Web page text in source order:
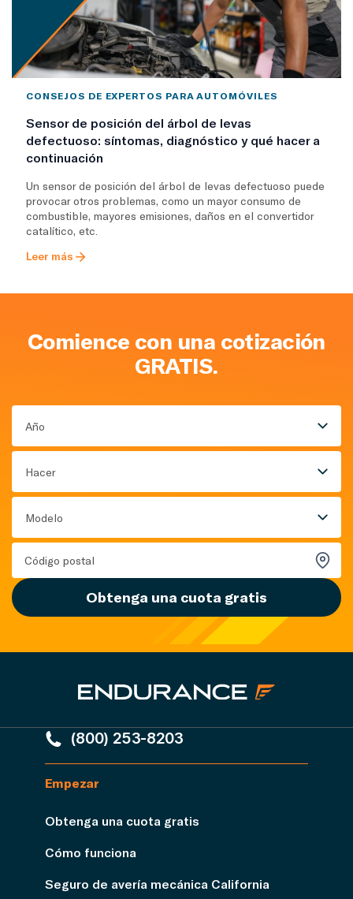
CONSEJOS DE EXPERTOS PARA AUTOMÓVILES
Sensor de posición del árbol de levas
defectuoso: síntomas, diagnóstico y qué hacer a
continuación
Un sensor de posición del árbol de levas defectuoso puede
provocar otros problemas, como un mayor consumo de
combustible, mayores emisiones, daños en el convertidor
catalítico, etc.
Leer más
Comience con una cotización
GRATIS.
Año
Hacer
Modelo
Obtenga una cuota gratis
(800) 253-8203
Empezar
Obtenga una cuota gratis
Cómo funciona
Seguro de avería mecánica California